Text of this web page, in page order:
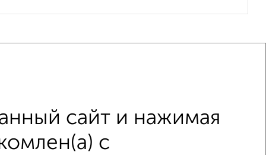
не последний этаж
сайт и нажимая
с